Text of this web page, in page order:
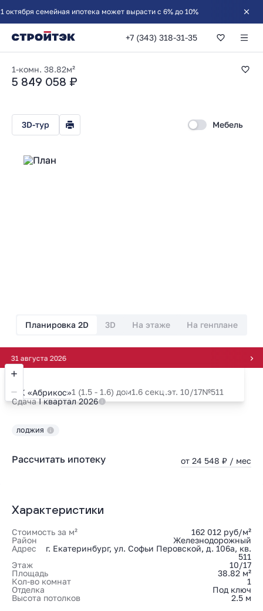
семейная ипотека может вырасти с 6% до 10%
+7 (343) 318-31-35
1-комнатная
1-комн. 38.82м²
5 849 058 ₽
2026
3D-тур Мебель
Планировка 2D 3D На этаже На генплане
ЖК «Абрикос»1 (1.5 - 1.6) дом1.6 секц.эт. 10/17№511
СдачаI квартал 2026
ЛОДЖИЯ
Рассчитать ипотеку от 24 548 ₽ / мес
Характеристики
Стоимость за м²
162 012 руб/м²
Район
Железнодорожный
Адрес
г. Екатеринбург, ул. Софьи Перовской, д. 106а, кв.
511
Этаж
10/17
Площадь
38.82 м²
Кол-во комнат
1
Отделка
Под ключ
Высота потолков
2.5 м